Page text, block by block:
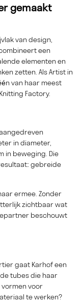
gemaakt
van design,
een
elementen en
zetten. Als Artist in
van haar meest
Factory.
in diameter,
in beweging. Die
gebreide
ermee. Zonder
zichtbaar wat
beschouwt
gaat Karhof een
tubes die haar
voor
te werken?